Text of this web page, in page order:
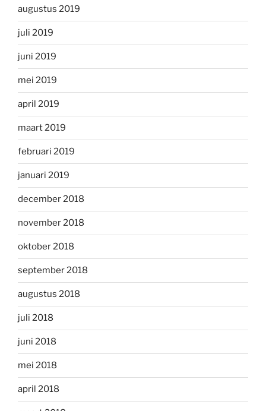
augustus 2019
juli 2019
juni 2019
mei 2019
april 2019
maart 2019
februari 2019
januari 2019
december 2018
november 2018
oktober 2018
september 2018
augustus 2018
juli 2018
juni 2018
mei 2018
april 2018